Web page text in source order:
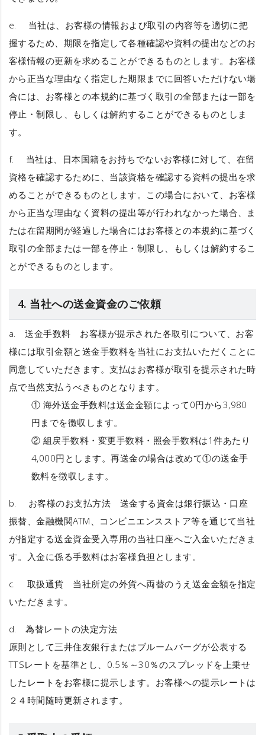
e. 当社は、お客様の情報および取引の内容等を適切に把
握するため、期限を指定して各種確認や資料の提出などのお
客様情報の更新を求めることができるものとします。お客様
から正当な理由なく指定した期限までに回答いただけない場
合には、お客様との本規約に基づく取引の全部または一部を
停止・制限し、もしくは解約することができるものとしま
す。
f. 当社は、日本国籍をお持ちでないお客様に対して、在留
資格を確認するために、当該資格を確認する資料の提出を求
めることができるものとします。この場合において、お客様
から正当な理由なく資料の提出等が行われなかった場合、ま
たは在留期間が経過した場合にはお客様との本規約に基づく
取引の全部または一部を停止・制限し、もしくは解約するこ
とができるものとします。
4. 当社への送金資金のご依頼
a.送金手数料 お客様が提示された各取引について、お客
様には取引金額と送金手数料を当社にお支払いただくことに
同意していただきます。支払はお客様が取引を提示された時
点で当然支払うべきものとなります。
① 海外送金手数料は送金金額によって0円から3,980
円までを徴収します。
② 組戻手数料・変更手数料・照会手数料は1件あたり
4,000円とします。再送金の場合は改めて①の送金手
数料を徴収します。
b. お客様のお支払方法 送金する資金は銀行振込・口座
振替、金融機関ATM、コンビニエンスストア等を通じて当社
が指定する送金資金受入専用の当社口座へご入金いただきま
す。入金に係る手数料はお客様負担とします。
c. 取扱通貨 当社所定の外貨へ両替のうえ送金金額を指定
いただきます。
d.為替レートの決定方法
原則として三井住友銀行またはブルームバーグが公表する
TTSレートを基準とし、0.5％～30％のスプレッドを上乗せ
したレートをお客様に提示します。お客様への提示レートは
２４時間随時更新されます。